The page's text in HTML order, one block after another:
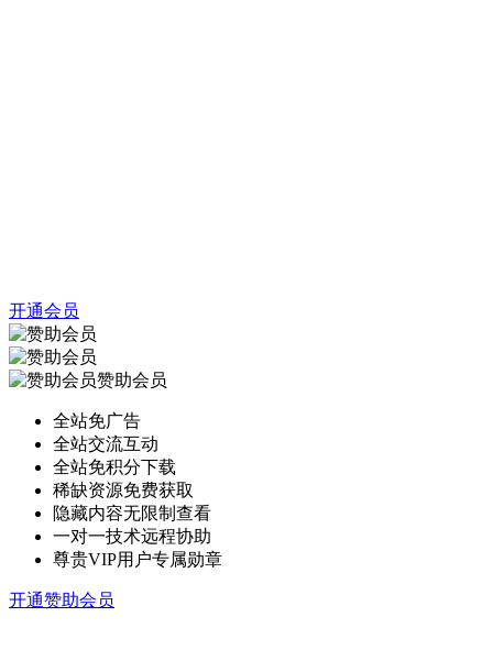
开通会员
赞助会员
全站免广告
全站交流互动
全站免积分下载
稀缺资源免费获取
隐藏内容无限制查看
一对一技术远程协助
尊贵VIP用户专属勋章
开通赞助会员